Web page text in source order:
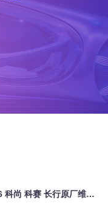
2015-2026年长安-欧尚X5 欧尚X7 欧尚Z6 科尚 科赛 长行原厂维修手册电路图资料、维修资料、汽修资料库、正时资料、螺丝扭力、拆装步骤、故障码、针脚定义、保险盒图解、发动机大修资料、变速箱维修资料、底盘维修图纸、车身线路图、传感器线路图、数据流资料、线束走向图、继电器位置图、空调维修图纸、车身控制模块资料、发动机正时图解、大修装配数据、通病故障案例、新能源高压电路图、混动维修资料、悬挂